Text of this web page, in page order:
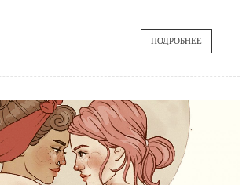
ПОДРОБНЕЕ